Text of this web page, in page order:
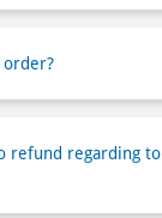
refund regarding to